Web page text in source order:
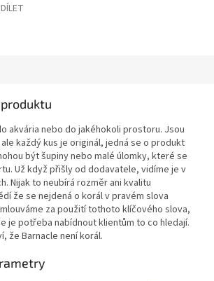
akvária nebo do jakéhokoli prostoru. Jsou
každý kus je originál, jedná se o produkt
být šupiny nebo malé úlomky, které se
Už když přišly od dodavatele, vidíme je v
Nijak to neubírá rozměr ani kvalitu
že se nejdená o korál v pravém slova
za použití tothoto klíčového slova,
je potřeba nabídnout klientům to co hledají.
že Barnacle není korál.